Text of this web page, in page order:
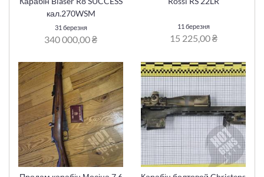
кал.270WSM
31 березня
340 000,00 ₴
11 березня
15 225,00 ₴